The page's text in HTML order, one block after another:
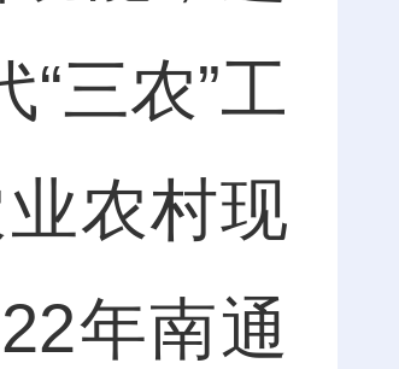
三农”工
农村现
年南通